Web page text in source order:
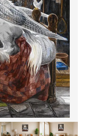
گوستاو کلیمت